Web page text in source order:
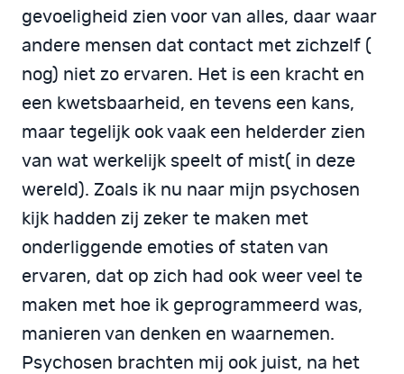
gevoeligheid zien voor van alles, daar waar
andere mensen dat contact met zichzelf (
nog) niet zo ervaren. Het is een kracht en
een kwetsbaarheid, en tevens een kans,
maar tegelijk ook vaak een helderder zien
van wat werkelijk speelt of mist( in deze
wereld). Zoals ik nu naar mijn psychosen
kijk hadden zij zeker te maken met
onderliggende emoties of staten van
ervaren, dat op zich had ook weer veel te
maken met hoe ik geprogrammeerd was,
manieren van denken en waarnemen.
Psychosen brachten mij ook juist, na het